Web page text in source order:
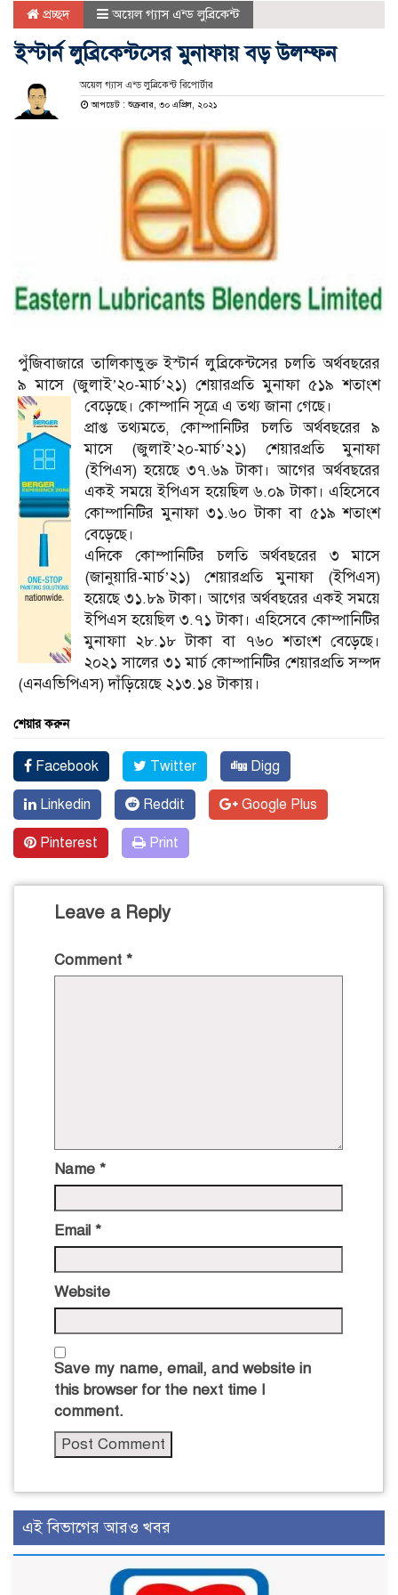
প্রচ্ছদ অয়েল গ্যাস এন্ড লুব্রিকেন্ট
ইস্টার্ন লুব্রিকেন্টসের মুনাফায় বড় উলম্ফন
অয়েল গ্যাস এন্ড লুব্রিকেন্ট রিপোর্টার
আপডেট : শুক্রবার, ৩০ এপ্রিল, ২০২১
পুঁজিবাজারে তালিকাভুক্ত ইস্টার্ন লুব্রিকেন্টসের চলতি অর্থবছরের
৯ মাসে (জুলাই’২০-মার্চ’২১) শেয়ারপ্রতি মুনাফা ৫১৯ শতাংশ
বেড়েছে। কোম্পানি সূত্রে এ তথ্য জানা গেছে।
প্রাপ্ত তথ্যমতে, কোম্পানিটির চলতি অর্থবছরের ৯
মাসে (জুলাই’২০-মার্চ’২১) শেয়ারপ্রতি মুনাফা
(ইপিএস) হয়েছে ৩৭.৬৯ টাকা। আগের অর্থবছরের
একই সময়ে ইপিএস হয়েছিল ৬.০৯ টাকা। এহিসেবে
কোম্পানিটির মুনাফা ৩১.৬০ টাকা বা ৫১৯ শতাংশ
বেড়েছে।
এদিকে কোম্পানিটির চলতি অর্থবছরের ৩ মাসে
(জানুয়ারি-মার্চ’২১) শেয়ারপ্রতি মুনাফা (ইপিএস)
হয়েছে ৩১.৮৯ টাকা। আগের অর্থবছরের একই সময়ে
ইপিএস হয়েছিল ৩.৭১ টাকা। এহিসেবে কোম্পানিটির
মুনাফাা ২৮.১৮ টাকা বা ৭৬০ শতাংশ বেড়েছে।
২০২১ সালের ৩১ মার্চ কোম্পানিটির শেয়ারপ্রতি সম্পদ
(এনএভিপিএস) দাঁড়িয়েছে ২১৩.১৪ টাকায়।
শেয়ার করুন
Facebook Twitter Digg
Linkedin Reddit Google Plus
Pinterest Print
Leave a Reply
Comment *
Name *
Email *
Website
Save my name, email, and website in
this browser for the next time I
comment.
এই বিভাগের আরও খবর